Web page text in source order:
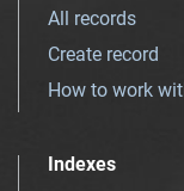
All records
Create record
How to work
Indexes